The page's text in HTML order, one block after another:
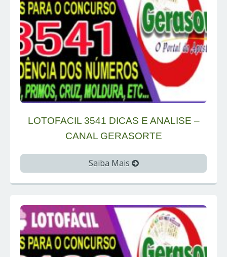
LOTOFACIL 3541 DICAS E ANALISE –
CANAL GERASORTE
Saiba Mais